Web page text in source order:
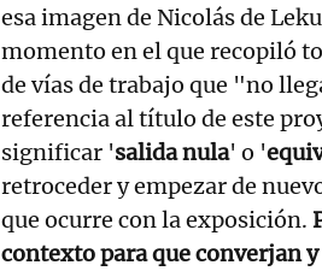
esa imagen de Nicolás de
momento en el que recopiló
de vías de trabajo que "no
referencia al título de este
significar 'salida nula' o '
retroceder y empezar de
que ocurre con la exposición.
contexto para que converjan